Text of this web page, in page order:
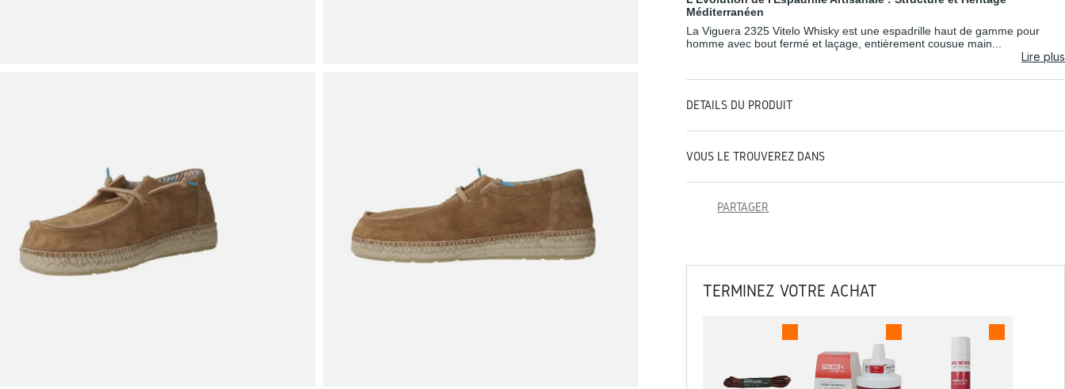
Méditerranéen
La Viguera 2325 Vitelo Whisky est une espadrille haut de gamme pour
homme avec bout fermé et laçage, entièrement cousue main...
Lire plus
DÉTAILS DU PRODUIT
VOUS LE TROUVEREZ DANS
PARTAGER
TERMINEZ VOTRE ACHAT